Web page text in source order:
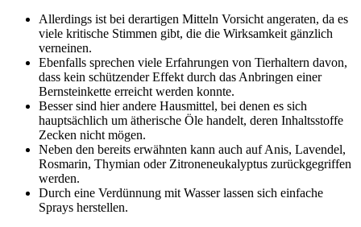
Allerdings ist bei derartigen Mitteln Vorsicht angeraten, da es
viele kritische Stimmen gibt, die die Wirksamkeit gänzlich
verneinen.
Ebenfalls sprechen viele Erfahrungen von Tierhaltern davon,
dass kein schützender Effekt durch das Anbringen einer
Bernsteinkette erreicht werden konnte.
Besser sind hier andere Hausmittel, bei denen es sich
hauptsächlich um ätherische Öle handelt, deren Inhaltsstoffe
Zecken nicht mögen.
Neben den bereits erwähnten kann auch auf Anis, Lavendel,
Rosmarin, Thymian oder Zitroneneukalyptus zurückgegriffen
werden.
Durch eine Verdünnung mit Wasser lassen sich einfache
Sprays herstellen.